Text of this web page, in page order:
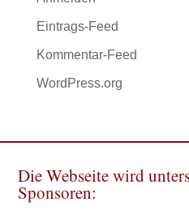
Eintrags-Feed
Kommentar-Feed
WordPress.org
Die Webseite wird
Sponsoren: